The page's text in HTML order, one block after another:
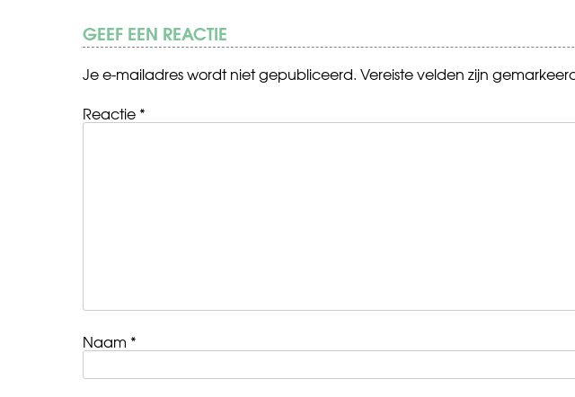
GEEF EEN REACTIE
Je e-mailadres wordt niet gepubliceerd. Vereiste velden zijn
Reactie *
Naam *